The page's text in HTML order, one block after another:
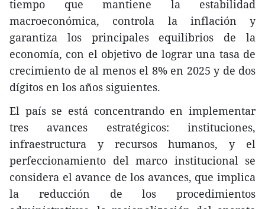
tiempo que mantiene la estabilidad
macroeconómica, controla la inflación y
garantiza los principales equilibrios de la
economía, con el objetivo de lograr una tasa de
crecimiento de al menos el 8% en 2025 y de dos
dígitos en los años siguientes.
El país se está concentrando en implementar
tres avances estratégicos: instituciones,
infraestructura y recursos humanos, y el
perfeccionamiento del marco institucional se
considera el avance de los avances, que implica
la reducción de los procedimientos